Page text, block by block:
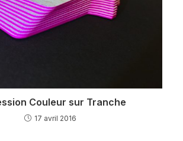
Couleur sur Tranche
17 avril 2016